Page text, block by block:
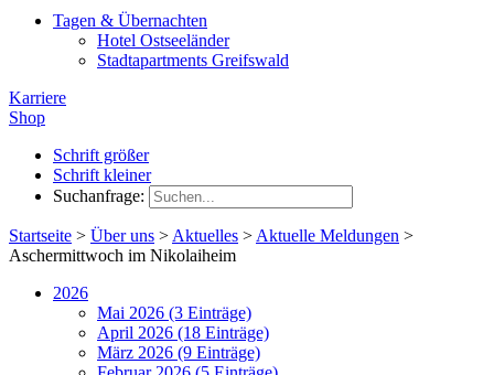
Tagen & Übernachten
Hotel Ostseeländer
Stadtapartments Greifswald
Karriere
Shop
Schrift größer
Schrift kleiner
Suchanfrage:
Startseite > Über uns > Aktuelles > Aktuelle Meldungen >
Aschermittwoch im Nikolaiheim
2026
Mai 2026 (3 Einträge)
April 2026 (18 Einträge)
März 2026 (9 Einträge)